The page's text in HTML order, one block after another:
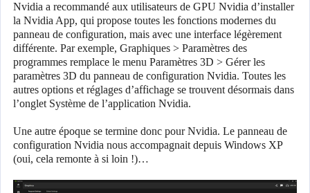
Nvidia a recommandé aux utilisateurs de GPU Nvidia d’installer
la Nvidia App, qui propose toutes les fonctions modernes du
panneau de configuration, mais avec une interface légèrement
différente. Par exemple, Graphiques > Paramètres des
programmes remplace le menu Paramètres 3D > Gérer les
paramètres 3D du panneau de configuration Nvidia. Toutes les
autres options et réglages d’affichage se trouvent désormais dans
l’onglet Système de l’application Nvidia.
Une autre époque se termine donc pour Nvidia. Le panneau de
configuration Nvidia nous accompagnait depuis Windows XP
(oui, cela remonte à si loin !)…